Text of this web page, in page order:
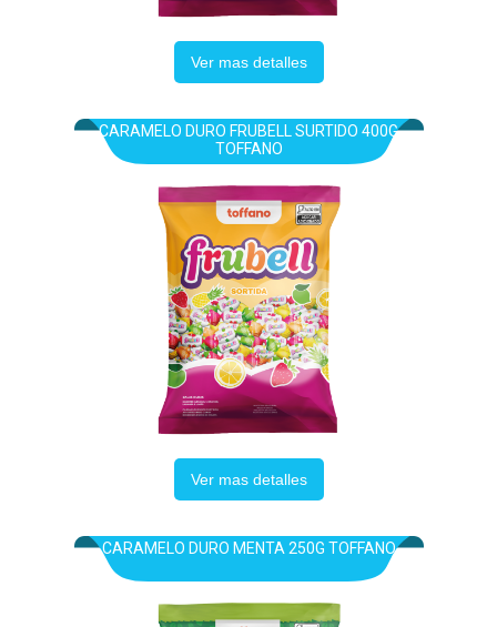
Ver mas detalles
CARAMELO DURO FRUBELL SURTIDO 400G
TOFFANO
Ver mas detalles
CARAMELO DURO MENTA 250G TOFFANO